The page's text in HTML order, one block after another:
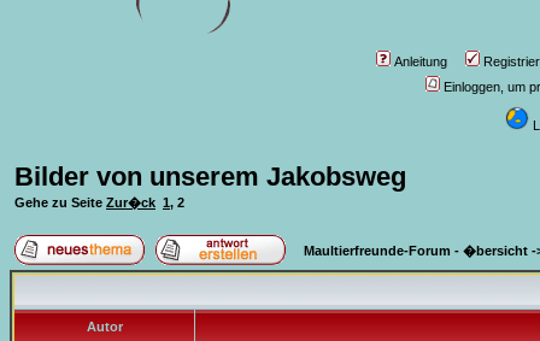
Anleitung
Einloggen, um
Bilder von unserem Jakobsweg
Gehe zu Seite Zur�ck 1, 2
Maultierfreunde-Forum - �bersicht -
Autor